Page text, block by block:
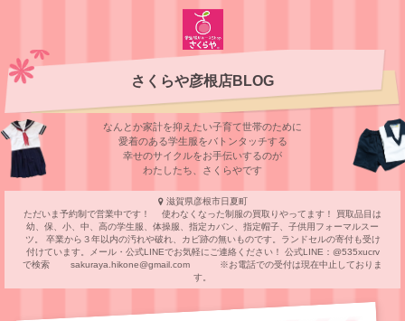
さくらや彦根店BLOG
なんとか家計を抑えたい子育て世帯のために
愛着のある学⽣服をバトンタッチする
幸せのサイクルをお⼿伝いするのが
わたしたち、さくらやです
滋賀県彦根市日夏町
ただいま予約制で営業中です！ 使わなくなった制服の買取りやってます！ 買取品目は
幼、保、小、中、高の学生服、体操服、指定カバン、指定帽子、子供用フォーマルスー
ツ。 卒業から３年以内の汚れや破れ、カビ跡の無いものです。ランドセルの寄付も受け
付けています。メール・公式LINEでお気軽にご連絡ください！ 公式LINE：@535xucrv
で検索 sakuraya.hikone@gmail.com ※お電話での受付は現在中止しておりま
す。